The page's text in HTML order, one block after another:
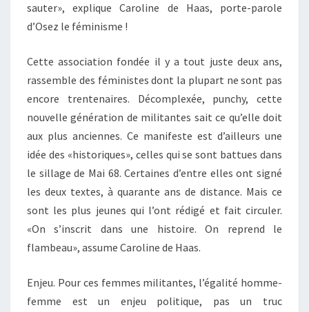
sauter», explique Caroline de Haas, porte-parole
d’Osez le féminisme !
Cette association fondée il y a tout juste deux ans,
rassemble des féministes dont la plupart ne sont pas
encore trentenaires. Décomplexée, punchy, cette
nouvelle génération de militantes sait ce qu’elle doit
aux plus anciennes. Ce manifeste est d’ailleurs une
idée des «historiques», celles qui se sont battues dans
le sillage de Mai 68. Certaines d’entre elles ont signé
les deux textes, à quarante ans de distance. Mais ce
sont les plus jeunes qui l’ont rédigé et fait circuler.
«On s’inscrit dans une histoire. On reprend le
flambeau», assume Caroline de Haas.
Enjeu. Pour ces femmes militantes, l’égalité homme-
femme est un enjeu politique, pas un truc